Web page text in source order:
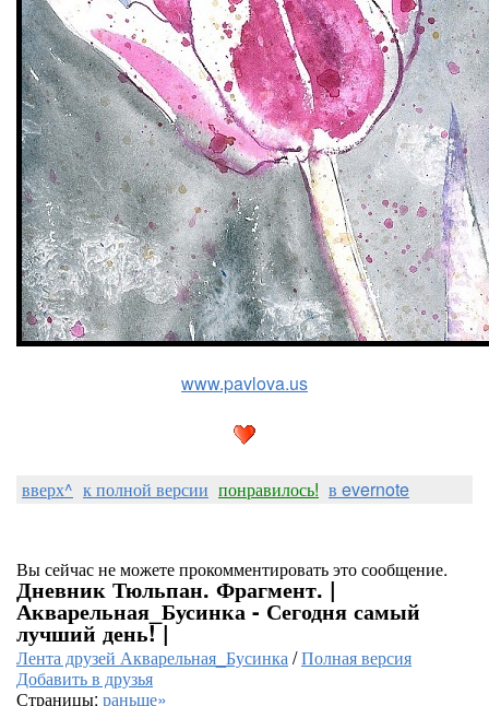
www.pavlova.us
вверх^ к полной версии понравилось! в evernote
Вы сейчас не можете прокомментировать это сообщение.
Дневник Тюльпан. Фрагмент. |
Акварельная_Бусинка - Сегодня самый
лучший день! |
Лента друзей Акварельная_Бусинка/Полная версия
Добавить в друзья
Страницы: раньше»